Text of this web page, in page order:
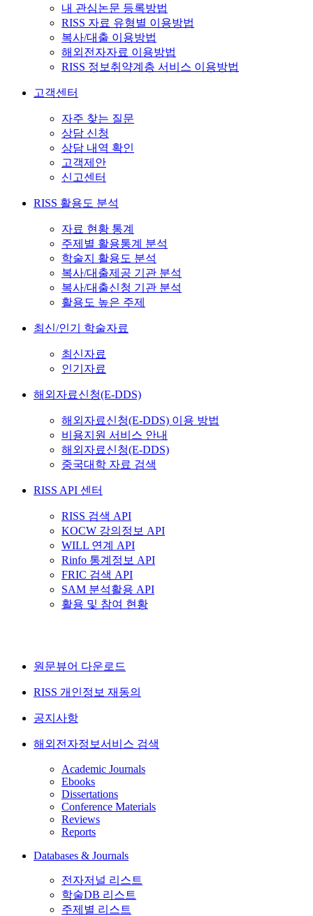
내 관심논문 등록방법
RISS 자료 유형별 이용방법
복사/대출 이용방법
해외전자자료 이용방법
RISS 정보취약계층 서비스 이용방법
고객센터
자주 찾는 질문
상담 신청
상담 내역 확인
고객제안
신고센터
RISS 활용도 분석
자료 현황 통계
주제별 활용통계 분석
학술지 활용도 분석
복사/대출제공 기관 분석
복사/대출신청 기관 분석
활용도 높은 주제
최신/인기 학술자료
최신자료
인기자료
해외자료신청(E-DDS)
해외자료신청(E-DDS) 이용 방법
비용지원 서비스 안내
해외자료신청(E-DDS)
중국대학 자료 검색
RISS API 센터
RISS 검색 API
KOCW 강의정보 API
WILL 연계 API
Rinfo 통계정보 API
FRIC 검색 API
SAM 분석활용 API
활용 및 참여 현황
원문뷰어 다운로드
RISS 개인정보 재동의
공지사항
해외전자정보서비스 검색
Academic Journals
Ebooks
Dissertations
Conference Materials
Reviews
Reports
Databases & Journals
전자저널 리스트
학술DB 리스트
주제별 리스트